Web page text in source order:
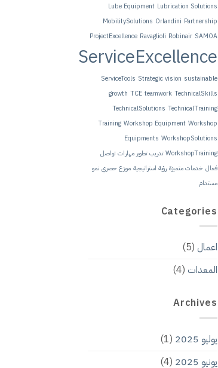
Lube Equipment Lubrication Solutions
MobilitySolutions Orlandini Partnership
ProjectExcellence Ravaglioli Robinair SAMOA
ServiceExcellence
ServiceTools Strategic vision sustainable
growth TCE teamwork TechnicalSkills
TechnicalSolutions TechnicalTraining
Training Workshop Equipment Workshop
Equipments WorkshopSolutions
WorkshopTraining تدريب تطوير مهارات تواصل
فعال خدمات متميزة رؤية استراتيجية موزع حصري نمو
مستدام
Categories
اعمال (5)
المعدات (4)
Archives
يوليو 2025
(1)
يونيو 2025
(4)